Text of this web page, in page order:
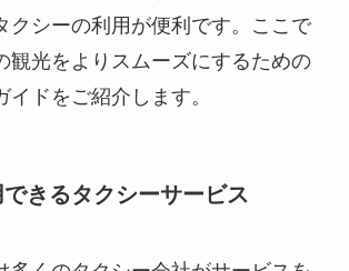
クシーの利用が便利です。ここで
観光をよりスムーズにするための
イドをご紹介します。
きるタクシーサービス